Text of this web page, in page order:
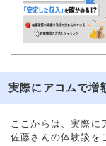
実際にアコムで増
ここからは、実際に
佐藤さんの体験談を